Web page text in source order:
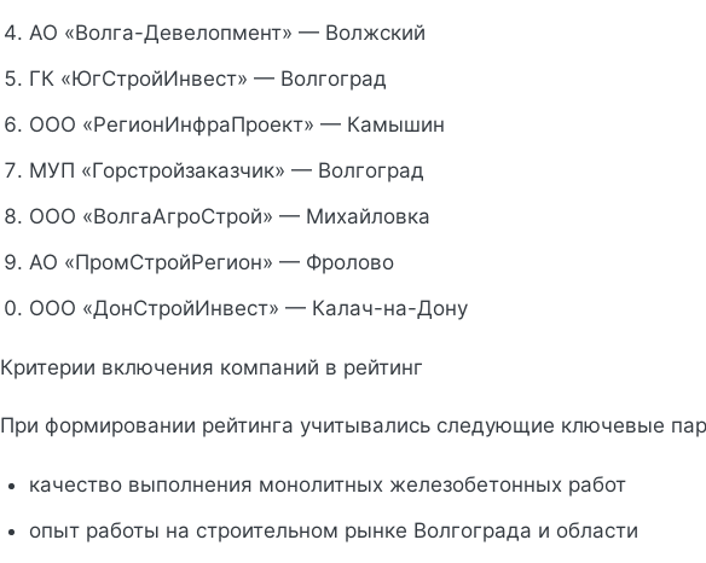
АО «Волга-Девелопмент» — Волжский
ГК «ЮгСтройИнвест» — Волгоград
ООО «РегионИнфраПроект» — Камышин
МУП «Горстройзаказчик» — Волгоград
ООО «ВолгаАгроСтрой» — Михайловка
АО «ПромСтройРегион» — Фролово
ООО «ДонСтройИнвест» — Калач-на-Дону
Критерии включения компаний в рейтинг
При формировании рейтинга учитывались следующие ключевые
качество выполнения монолитных железобетонных работ
опыт работы на строительном рынке Волгограда и области